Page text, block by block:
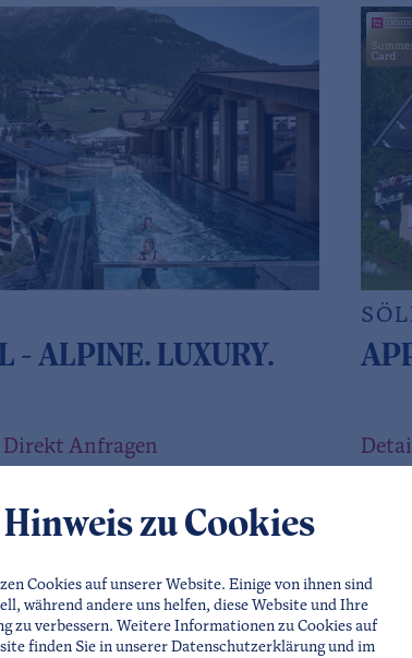
- ALPINE. LUXURY.
Direkt Anfragen
Hinweis zu Cookies
Cookies auf unserer Website. Einige von ihnen sind
während andere uns helfen, diese Website und Ihre
zu verbessern. Weitere Informationen zu Cookies auf
finden Sie in unserer Datenschutzerklärungund im